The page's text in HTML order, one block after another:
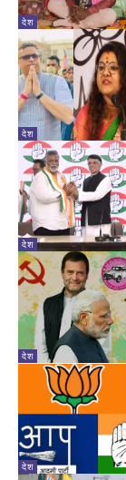
देश
देश
देश
देश
देश